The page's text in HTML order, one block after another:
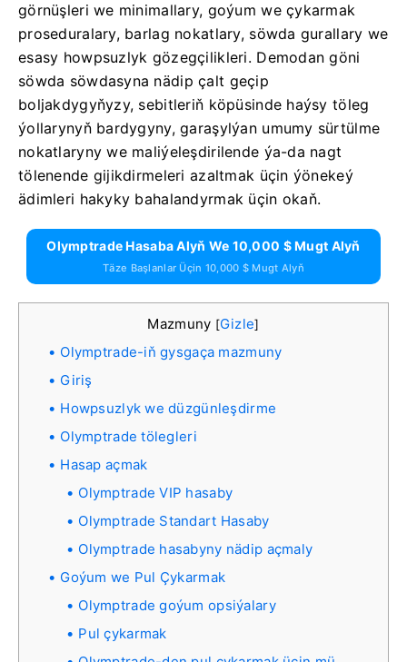
görnüşleri we minimallary, goýum we çykarmak
proseduralary, barlag nokatlary, söwda gurallary we
esasy howpsuzlyk gözegçilikleri. Demodan göni
söwda söwdasyna nädip çalt geçip
boljakdygyňyzy, sebitleriň köpüsinde haýsy töleg
ýollarynyň bardygyny, garaşylýan umumy sürtülme
nokatlaryny we maliýeleşdirilende ýa-da nagt
tölenende gijikdirmeleri azaltmak üçin ýönekeý
ädimleri hakyky bahalandyrmak üçin okaň.
Olymptrade Hasaba Alyň We 10,000 $ Mugt Alyň
Täze Başlanlar Üçin 10,000 $ Mugt Alyň
Mazmuny [Gizle]
Olymptrade-iň gysgaça mazmuny
Giriş
Howpsuzlyk we düzgünleşdirme
Olymptrade tölegleri
Hasap açmak
Olymptrade VIP hasaby
Olymptrade Standart Hasaby
Olymptrade hasabyny nädip açmaly
Goýum we Pul Çykarmak
Olymptrade goýum opsiýalary
Pul çykarmak